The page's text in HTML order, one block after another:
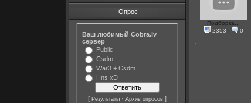
Опрос
Ваш любимый Cobra.lv
сервер
Public
Csdm
War3 + Csdm
Hns xD
[ Результаты · Архив опросов ]
Подборка...
2353 | 0